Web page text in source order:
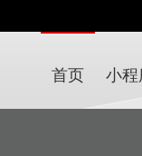
首页 小程